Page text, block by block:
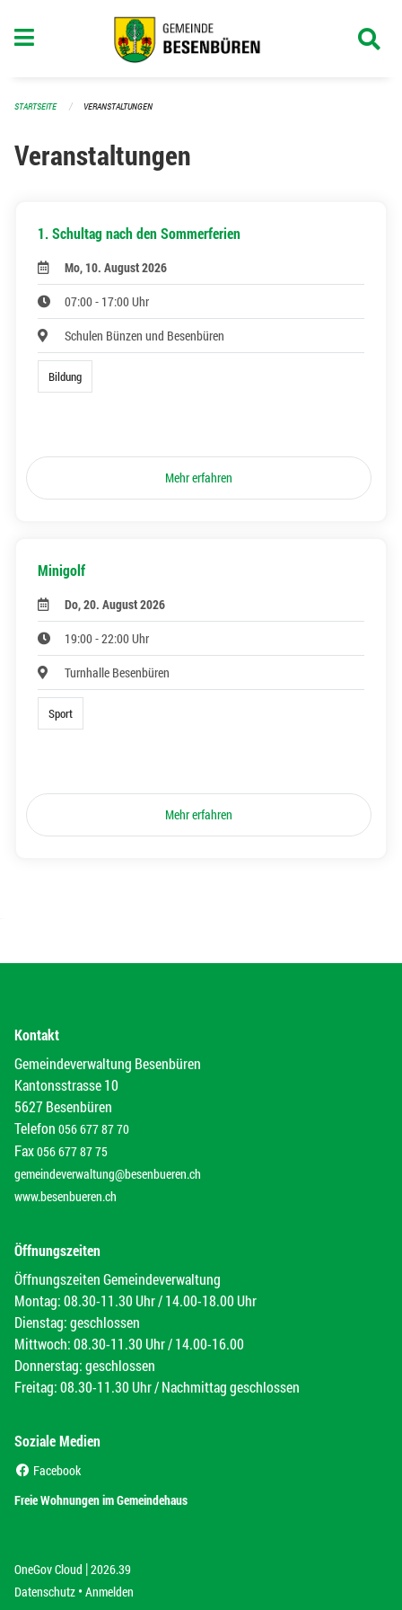
STARTSEITE VERANSTALTUNGEN
Veranstaltungen
1. Schultag nach den Sommerferien
Mo, 10. August 2026
07:00 - 17:00 Uhr
Schulen Bünzen und Besenbüren
Bildung
Mehr erfahren
Minigolf
Do, 20. August 2026
19:00 - 22:00 Uhr
Turnhalle Besenbüren
Sport
Mehr erfahren
Kontakt
Gemeindeverwaltung Besenbüren
Kantonsstrasse 10
5627 Besenbüren
Telefon 056 677 87 70
Fax056 677 87 75
gemeindeverwaltung@besenbueren.ch
www.besenbueren.ch
Öffnungszeiten
Öffnungszeiten Gemeindeverwaltung
Montag: 08.30-11.30 Uhr / 14.00-18.00 Uhr
Dienstag: geschlossen
Mittwoch: 08.30-11.30 Uhr / 14.00-16.00
Donnerstag: geschlossen
Freitag: 08.30-11.30 Uhr / Nachmittag geschlossen
Soziale Medien
Facebook
Freie Wohnungen im Gemeindehaus
OneGov Cloud (External Link)
|2026.39
Datenschutz (External Link)
Anmelden